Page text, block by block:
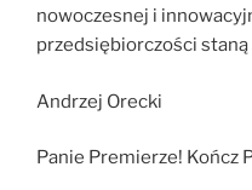
nowoczesnej i
przedsiębiorczości
Andrzej Orecki
Panie Premierze! Kończ